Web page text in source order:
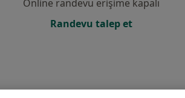
Online randevu erişime kapalı
Randevu talep et